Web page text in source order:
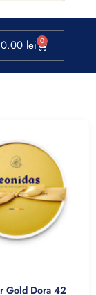
0.00 lei 0
Gold Dora 42